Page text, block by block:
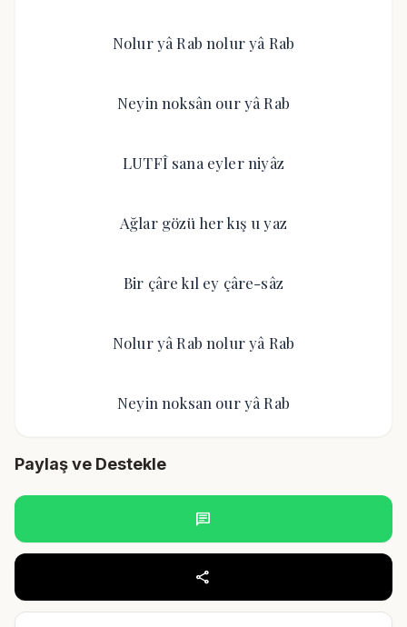
Nolur yâ Rab nolur yâ Rab
Neyin noksân our yâ Rab
LUTFÎ sana eyler niyâz
Ağlar gözü her kış u yaz
Bir çâre kıl ey çâre-sâz
Nolur yâ Rab nolur yâ Rab
Neyin noksan our yâ Rab
Paylaş ve Destekle
chat
share